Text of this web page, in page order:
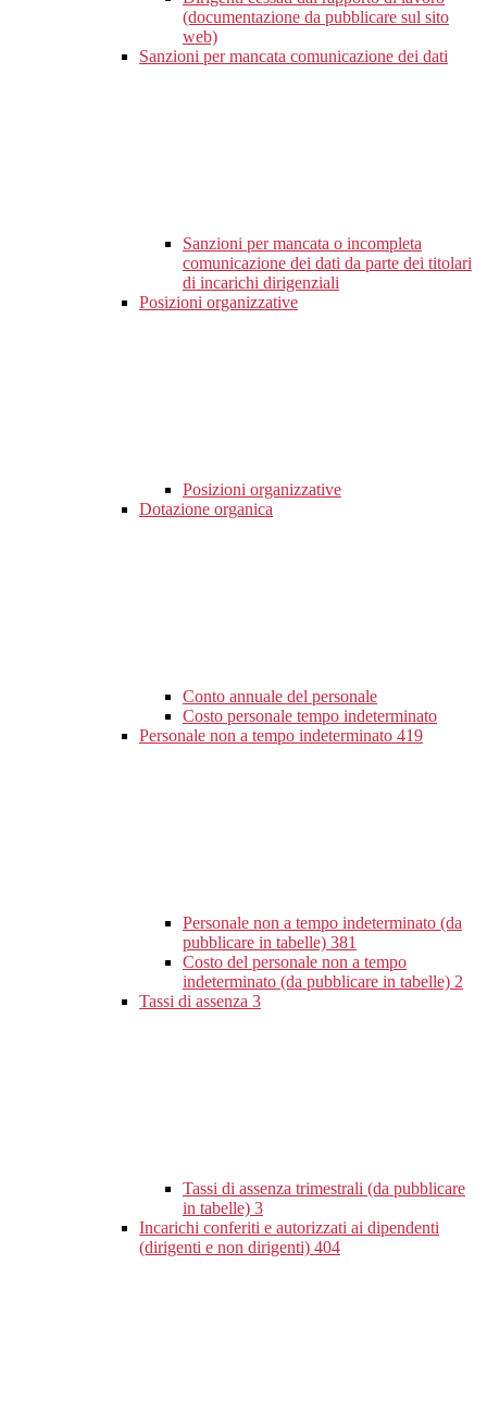
(documentazione da pubblicare sul sito
web)
Sanzioni per mancata comunicazione dei dati
Sanzioni per mancata o incompleta
comunicazione dei dati da parte dei titolari
di incarichi dirigenziali
Posizioni organizzative
Posizioni organizzative
Dotazione organica
Conto annuale del personale
Costo personale tempo indeterminato
Personale non a tempo indeterminato 419
Personale non a tempo indeterminato (da
pubblicare in tabelle) 381
Costo del personale non a tempo
indeterminato (da pubblicare in tabelle) 2
Tassi di assenza 3
Tassi di assenza trimestrali (da pubblicare
in tabelle) 3
Incarichi conferiti e autorizzati ai dipendenti
(dirigenti e non dirigenti) 404